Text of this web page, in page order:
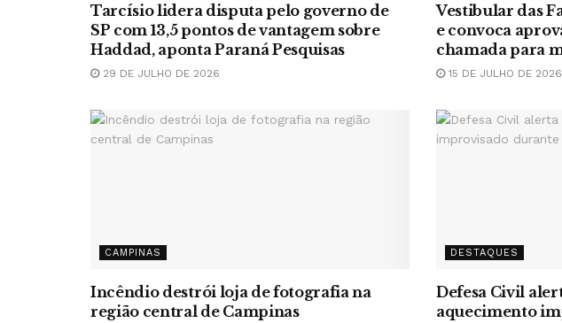
Tarcísio lidera disputa pelo governo de
SP com 13,5 pontos de vantagem sobre
Haddad, aponta Paraná Pesquisas
29 DE JULHO DE 2026
Vestibular das
e convoca
chamada para
15 DE JULHO DE 2026
CAMPINAS
Incêndio destrói loja de fotografia na
região central de Campinas
DESTAQUES
Defesa Civil
aquecimento